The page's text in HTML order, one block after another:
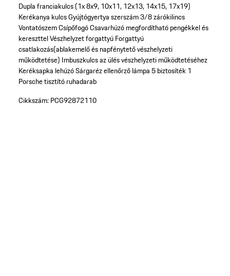
Dupla franciakulcs (1x 8x9, 10x11, 12x13, 14x15, 17x19)
Kerékanya kulcsGyújtógyertya szerszám3/8 zárókilincs
VontatószemCsípőfogóCsavarhúzó megfordítható pengékkel és
kereszttelVészhelyzet forgattyú Forgattyú
csatlakozás(ablakemelő és napfénytető vészhelyzeti
működtetése) Imbuszkulcs az ülés vészhelyzeti működtetéséhez
Keréksapka lehúzóSárgaréz ellenőrző lámpa5 biztosíték 1
Porsche tisztító ruhadarab
Cikkszám: PCG92872110